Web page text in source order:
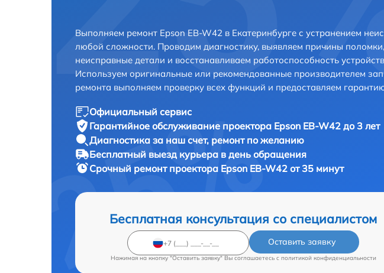
Выполняем ремонт Epson EB-W42 в Екатеринбурге с устранением
любой сложности. Проводим диагностику, выявляем причины
неисправные детали и восстанавливаем работоспособность
Используем оригинальные или рекомендованные производителем
ремонта выполняем проверку всех функций и предоставляем
Официальный сервис
Гарантийное обслуживание проектора Epson EB-W42 до 3 лет
Диагностика за наш счет, ремонт по желанию
Бесплатный выезд курьера в день обращения
Срочный ремонт проектора Epson EB-W42 от 35 минут
Бесплатная консультация со специалистом
Оставить заявку
Нажимая на кнопку "Оставить заявку" Вы соглашаетесь c политикой конфиденциальности